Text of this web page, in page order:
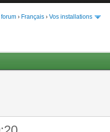
› Français › Vos installations